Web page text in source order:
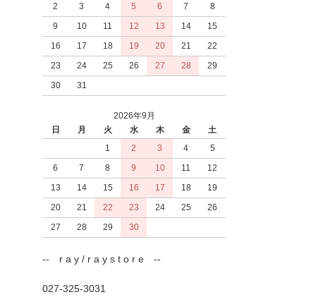
2
3 4 5 6 7
8
9
10 11 12 13 14
15
16
17 18 19 20 21
22
23
24 25 26 27 28
29
30
31
2026年9月
日
月 火 水 木 金
土
1
2 3 4
5
6
7 8 9 10 11
12
13
14 15 16 17 18
19
20
21 22 23 24 25
26
27
28 29 30
-- r a y / r a y s t o r e --
027-325-3031